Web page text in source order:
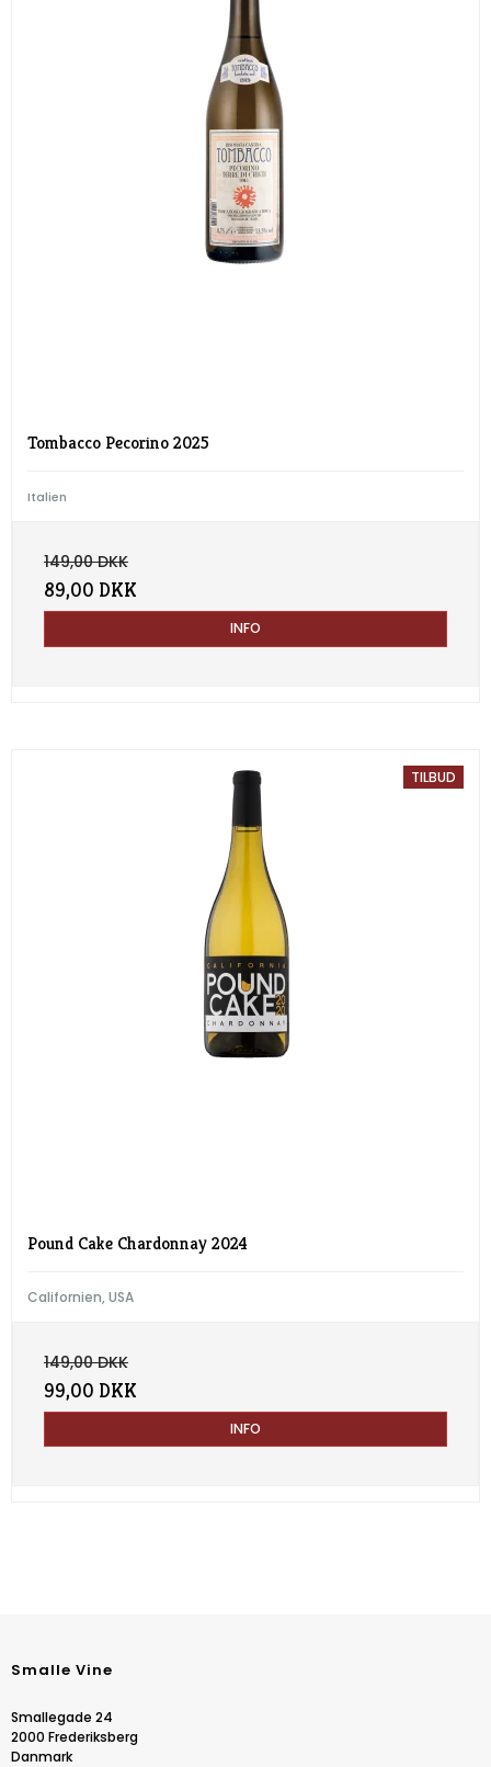
Tombacco Pecorino 2025
Italien
149,00 DKK
89,00 DKK
INFO
TILBUD
Pound Cake Chardonnay 2024
Californien, USA
149,00 DKK
99,00 DKK
INFO
Smalle Vine
Smallegade 24
2000 Frederiksberg
Danmark